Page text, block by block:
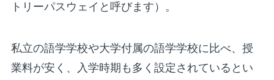
トリーパスウェイと呼びます）。
私立の語学学校や大学付属の語学学校に比べ、授
業料が安く、入学時期も多く設定されているとい